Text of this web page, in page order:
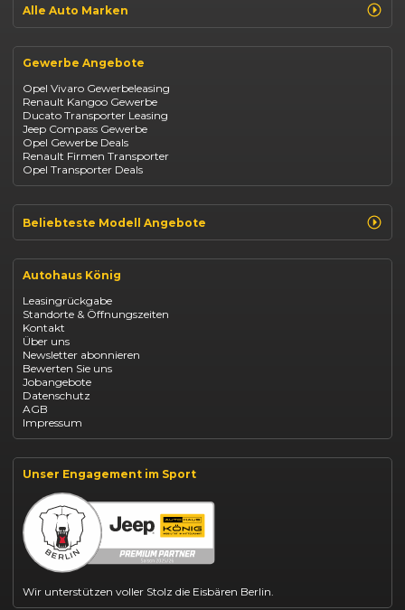
Suzuki Vitara
Suzuki Swift
BYD Seal
Mazda CX-30
Citroen C4
Alle Auto Marken
Opel
Fiat
Jeep
Suzuki
BYD
Kia
Mazda
Citroën
Abarth
Fiat Professional
Gewerbe Angebote
Opel Vivaro Gewerbeleasing
Renault Kangoo Gewerbe
Ducato Transporter Leasing
Jeep Compass Gewerbe
Opel Gewerbe Deals
Renault Firmen Transporter
Opel Transporter Deals
Beliebteste Modell Angebote
Renault Arkana Leasing
Renault Captur Leasing
Opel Astra leasen
Opel Mokka kaufen
Opel Grandland finanzieren
Opel Vivaro Gewerbeleasing
Fiat 500 finanzieren
Fiat Panda leasen
Dacia Duster finanzieren
Dacia Sandero kaufen
Dacia Jogger leasen
Jeep Compass leasen
Jeep Renegade finanzieren
Suzuki Swift finanzieren
BYD Dolphin finanzieren
Kia Ceed finanzieren
Kia Sportage leasen
Mazda CX-30 finanzieren
Citroën C3 leasen
Autohaus König
Leasingrückgabe
Standorte & Öffnungszeiten
Kontakt
Über uns
Newsletter abonnieren
Bewerten Sie uns
Jobangebote
Datenschutz
AGB
Impressum
Unser Engagement im Sport
Wir unterstützen voller Stolz die Eisbären Berlin.